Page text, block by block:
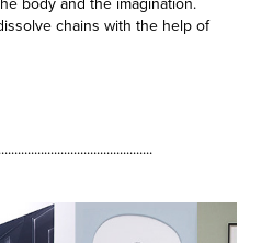
chains with the help of